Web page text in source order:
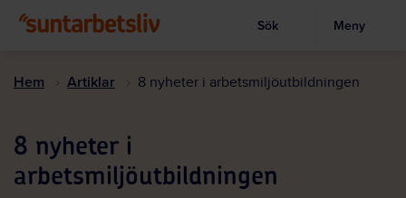
till
Visa sökruta
Sök Meny
Hem Artiklar 8 nyheter i arbetsmiljöutbildningen
8 nyheter i
arbetsmiljöutbildningen